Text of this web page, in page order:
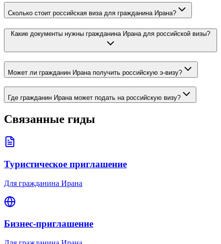
Сколько стоит российская виза для гражданина Ирана?
Какие документы нужны гражданина Ирана для российской визы?
Может ли гражданин Ирана получить российскую э-визу?
Где гражданин Ирана может подать на российскую визу?
Связанные гиды
Туристическое приглашение
Для гражданина Ирана
Бизнес-приглашение